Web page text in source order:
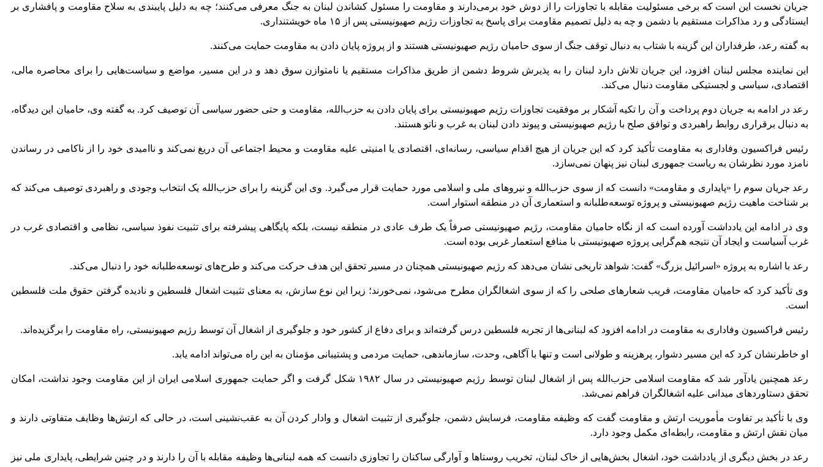
جریان نخست این است که برخی مسئولیت مقابله با تجاوزات را از دوش خود برمی‌دارند و مقاومت را مسئول کشاندن لبنان به جنگ معرفی می‌کنند؛ چه به دلیل پایبندی به سلاح مقاومت و پافشاری بر
ایستادگی و رد مذاکرات مستقیم با دشمن و چه به دلیل تصمیم مقاومت برای پاسخ به تجاوزات رژیم صهیونیستی پس از ۱۵ ماه خویشتنداری.
به گفته رعد، طرفداران این گزینه با شتاب به دنبال توقف جنگ از سوی حامیان رژیم صهیونیستی هستند و از پروژه پایان دادن به مقاومت حمایت می‌کنند.
این نماینده مجلس لبنان افزود، این جریان تلاش دارد لبنان را به پذیرش شروط دشمن از طریق مذاکرات مستقیم یا نامتوازن سوق دهد و در این مسیر، مواضع و سیاست‌هایی را برای محاصره مالی،
اقتصادی، سیاسی و لجستیکی مقاومت دنبال می‌کند.
رعد در ادامه به جریان دوم پرداخت و آن را تکیه آشکار بر موفقیت تجاوزات رژیم صهیونیستی برای پایان دادن به حزب‌الله، مقاومت و حتی حضور سیاسی آن توصیف کرد. به گفته وی، حامیان این دیدگاه،
به دنبال برقراری روابط راهبردی و توافق صلح با رژیم صهیونیستی و پیوند دادن لبنان به غرب و ناتو هستند.
رئیس فراکسیون وفاداری به مقاومت تأکید کرد که این جریان از هیچ اقدام سیاسی، رسانه‌ای، اقتصادی یا امنیتی علیه مقاومت و محیط اجتماعی آن دریغ نمی‌کند و ناامیدی خود را از ناکامی در رساندن
نامزد مورد نظرشان به ریاست جمهوری لبنان نیز پنهان نمی‌سازد.
رعد جریان سوم را «پایداری و مقاومت» دانست که از سوی حزب‌الله و نیروهای ملی و اسلامی مورد حمایت قرار می‌گیرد. وی این گزینه را برای حزب‌الله یک انتخاب وجودی و راهبردی توصیف می‌کند که
بر شناخت ماهیت رژیم صهیونیستی و پروژه توسعه‌طلبانه و استعماری آن در منطقه استوار است.
وی در ادامه این یادداشت آورده است که از نگاه حامیان مقاومت، رژیم صهیونیستی صرفاً یک طرف عادی در منطقه نیست، بلکه پایگاهی پیشرفته برای تثبیت نفوذ سیاسی، نظامی و اقتصادی غرب در
غرب آسیاست و ایجاد آن نتیجه هم‌گرایی پروژه صهیونیستی با منافع استعمار غربی بوده است.
رعد با اشاره به پروژه «اسرائیل بزرگ» گفت: شواهد تاریخی نشان می‌دهد که رژیم صهیونیستی همچنان در مسیر تحقق این هدف حرکت می‌کند و طرح‌های توسعه‌طلبانه خود را دنبال می‌کند.
وی تأکید کرد که حامیان مقاومت، فریب شعارهای صلحی را که از سوی اشغالگران مطرح می‌شود، نمی‌خورند؛ زیرا این نوع سازش، به معنای تثبیت اشغال فلسطین و نادیده گرفتن حقوق ملت فلسطین
است.
رئیس فراکسیون وفاداری به مقاومت در ادامه افزود که لبنانی‌ها از تجربه فلسطین درس گرفته‌اند و برای دفاع از کشور خود و جلوگیری از اشغال آن توسط رژیم صهیونیستی، راه مقاومت را برگزیده‌اند.
او خاطرنشان کرد که این مسیر دشوار، پرهزینه و طولانی است و تنها با آگاهی، وحدت، سازماندهی، حمایت مردمی و پشتیبانی مؤمنان به این راه می‌تواند ادامه یابد.
رعد همچنین یادآور شد که مقاومت اسلامی حزب‌الله پس از اشغال لبنان توسط رژیم صهیونیستی در سال ۱۹۸۲ شکل گرفت و اگر حمایت جمهوری اسلامی ایران از این مقاومت وجود نداشت، امکان
تحقق دستاوردهای میدانی علیه اشغالگران فراهم نمی‌شد.
وی با تأکید بر تفاوت مأموریت ارتش و مقاومت گفت که وظیفه مقاومت، فرسایش دشمن، جلوگیری از تثبیت اشغال و وادار کردن آن به عقب‌نشینی است، در حالی که ارتش‌ها وظایف متفاوتی دارند و
میان نقش ارتش و مقاومت، رابطه‌ای مکمل وجود دارد.
رعد در بخش دیگری از یادداشت خود، اشغال بخش‌هایی از خاک لبنان، تخریب روستاها و آوارگی ساکنان را تجاوزی دانست که همه لبنانی‌ها وظیفه مقابله با آن را دارند و در چنین شرایطی، پایداری ملی نیز